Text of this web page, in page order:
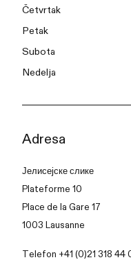
Četvrtak
Petak
Subota
Nedelja
Adresa
Јелисејске слике
Plateforme 10
Place de la Gare 17
1003 Lausanne
Telefon +41 (0)21 318 44